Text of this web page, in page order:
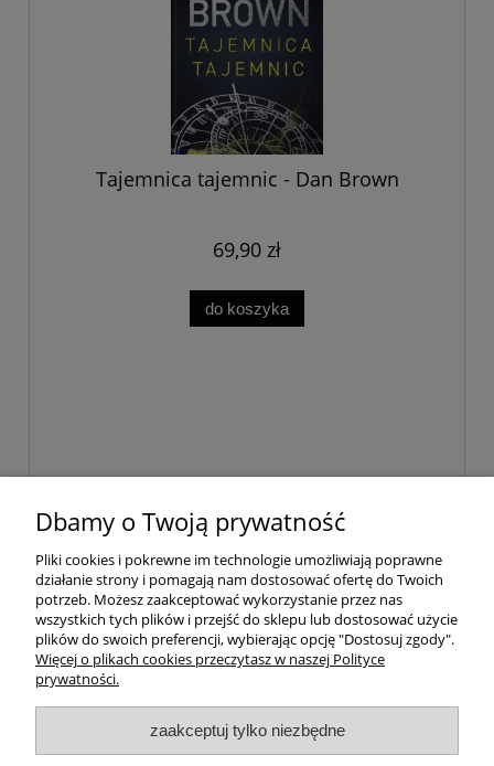
Tajemnica tajemnic - Dan Brown
69,90 zł
do koszyka
Pomoc
Dostawa
Moje konto
O firmie
Dbamy o Twoją prywatność
Pliki cookies i pokrewne im technologie umożliwiają poprawne
działanie strony i pomagają nam dostosować ofertę do Twoich
potrzeb. Możesz zaakceptować wykorzystanie przez nas
wszystkich tych plików i przejść do sklepu lub dostosować użycie
plików do swoich preferencji, wybierając opcję "Dostosuj zgody".
Więcej o plikach cookies przeczytasz w naszej Polityce
prywatności.
zaakceptuj tylko niezbędne